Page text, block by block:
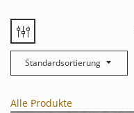
Standardsortierung
Alle Produkte